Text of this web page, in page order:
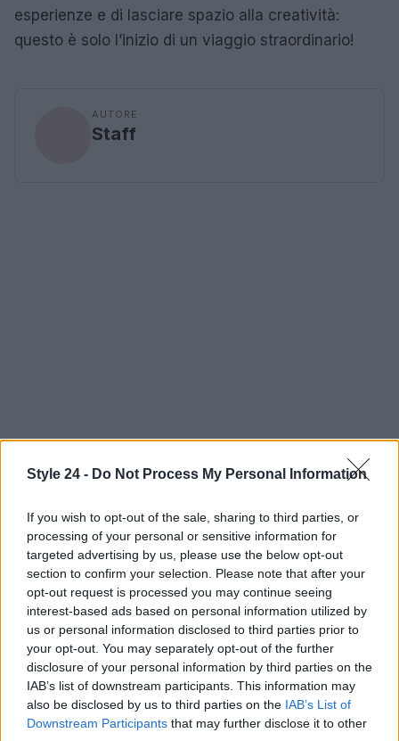
Style 24 - Do Not Process My Personal Information
If you wish to opt-out of the sale, sharing to third parties, or
processing of your personal or sensitive information for
targeted advertising by us, please use the below opt-out
section to confirm your selection. Please note that after your
opt-out request is processed you may continue seeing
interest-based ads based on personal information utilized by
us or personal information disclosed to third parties prior to
your opt-out. You may separately opt-out of the further
disclosure of your personal information by third parties on the
IAB’s list of downstream participants. This information may
also be disclosed by us to third parties on the IAB’s List of
Downstream Participants that may further disclose it to other
esperienze e di lasciare spazio alla creatività:
questo è solo l’inizio di un viaggio straordinario!
AUTORE
Staff
Continua a leggere